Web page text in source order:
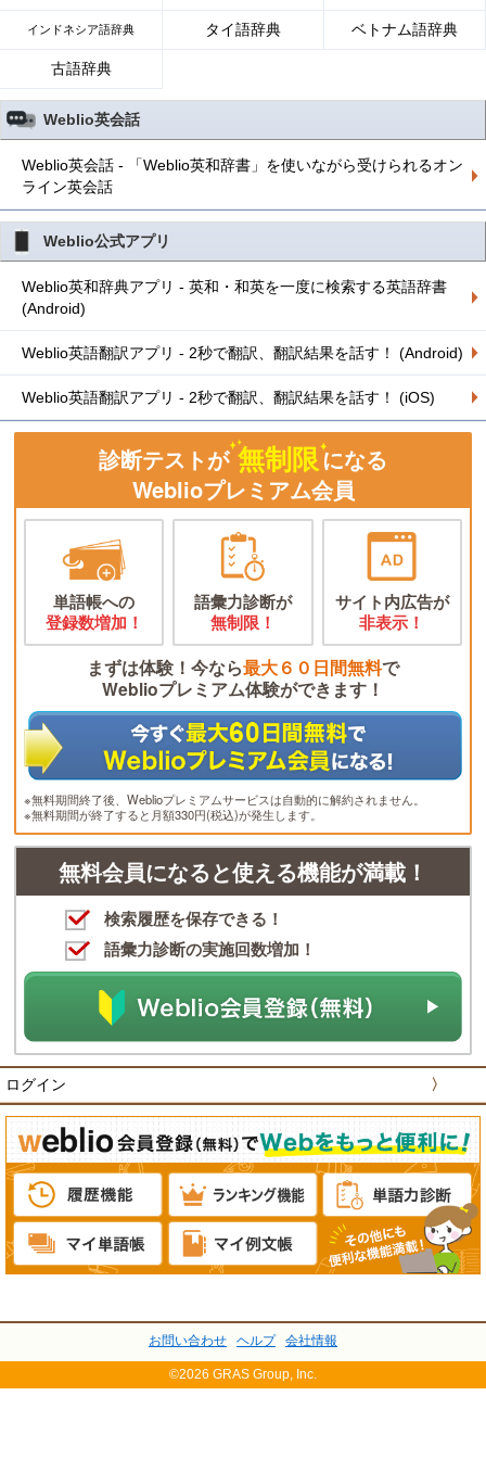
インドネシア語辞典 タイ語辞典 ベトナム語辞典
古語辞典
Weblio英会話
Weblio英会話 - 「Weblio英和辞書」を使いながら受けられるオン
ライン英会話
Weblio公式アプリ
Weblio英和辞典アプリ - 英和・和英を一度に検索する英語辞書
(Android)
Weblio英語翻訳アプリ - 2秒で翻訳、翻訳結果を話す！ (Android)
Weblio英語翻訳アプリ - 2秒で翻訳、翻訳結果を話す！ (iOS)
診断テストが 無制限になる
Weblioプレミアム会員
単語帳への
登録数増加！
語彙力診断が
無制限！
サイト内広告が
非表示！
まずは体験！今なら最大６０日間無料で
Weblioプレミアム体験ができます！
※無料期間終了後、Weblioプレミアムサービスは自動的に解約されません。
※無料期間が終了すると月額330円(税込)が発生します。
無料会員になると使える機能が満載！
検索履歴を保存できる！
語彙力診断の実施回数増加！
ログイン 〉
お問い合わせ ヘルプ 会社情報
©2026 GRAS Group, Inc.